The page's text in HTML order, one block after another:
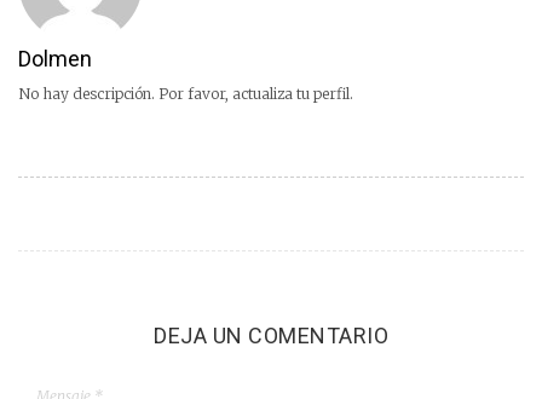
Dolmen
No hay descripción. Por favor, actualiza tu perfil.
DEJA UN COMENTARIO